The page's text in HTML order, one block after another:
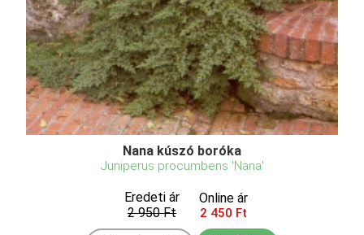
Nana kúszó boróka
Juniperus procumbens 'Nana'
Eredeti ár
2 950 Ft
Online ár
2 450 Ft